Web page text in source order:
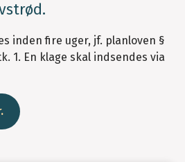
inden fire uger, jf. planloven §
1. En klage skal indsendes via